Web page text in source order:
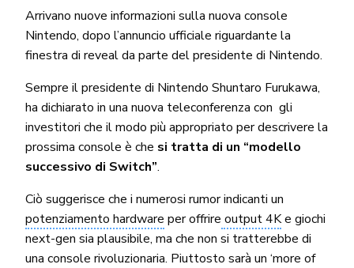
Arrivano nuove informazioni sulla nuova console
Nintendo, dopo l’annuncio ufficiale riguardante la
finestra di reveal da parte del presidente di Nintendo.
Sempre il presidente di Nintendo Shuntaro Furukawa,
ha dichiarato in una nuova teleconferenza con gli
investitori che il modo più appropriato per descrivere la
prossima console è che si tratta di un “modello
successivo di Switch”.
Ciò suggerisce che i numerosi rumor indicanti un
potenziamento hardware per offrire output 4Ke giochi
next-gen sia plausibile, ma che non si tratterebbe di
una console rivoluzionaria. Piuttosto sarà un ‘more of